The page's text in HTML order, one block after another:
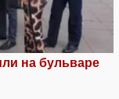
на бульваре